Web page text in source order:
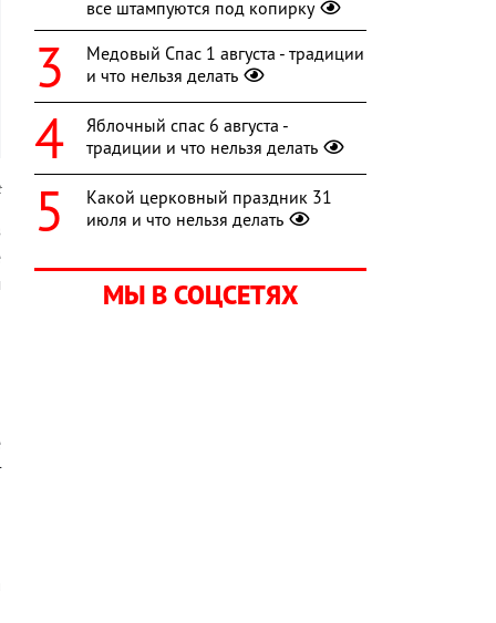
все штампуются под копирку
Медовый Спас 1 августа - традиции
и что нельзя делать
Яблочный спас 6 августа -
традиции и что нельзя делать
Какой церковный праздник 31
июля и что нельзя делать
МЫ В СОЦСЕТЯХ